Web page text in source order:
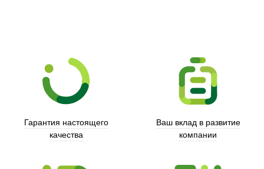
Гарантия настоящего
качества
Ваш вклад в развитие
компании